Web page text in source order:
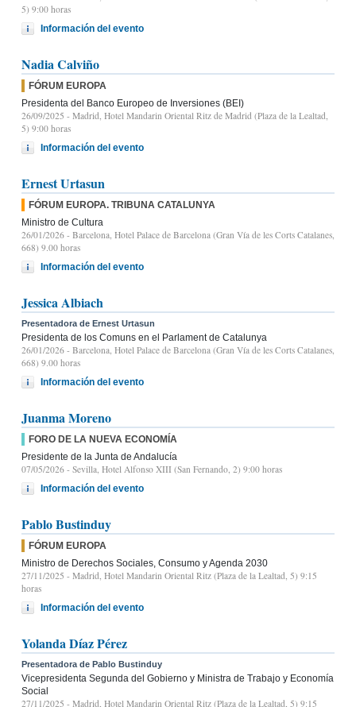
5) 9:00 horas
Información del evento
Nadia Calviño
FÓRUM EUROPA
Presidenta del Banco Europeo de Inversiones (BEI)
26/09/2025 - Madrid, Hotel Mandarin Oriental Ritz de Madrid (Plaza de la Lealtad,
5) 9:00 horas
Información del evento
Ernest Urtasun
FÓRUM EUROPA. TRIBUNA CATALUNYA
Ministro de Cultura
26/01/2026 - Barcelona, Hotel Palace de Barcelona (Gran Vía de les Corts Catalanes,
668) 9.00 horas
Información del evento
Jessica Albiach
Presentadora de Ernest Urtasun
Presidenta de los Comuns en el Parlament de Catalunya
26/01/2026 - Barcelona, Hotel Palace de Barcelona (Gran Vía de les Corts Catalanes,
668) 9.00 horas
Información del evento
Juanma Moreno
FORO DE LA NUEVA ECONOMÍA
Presidente de la Junta de Andalucía
07/05/2026 - Sevilla, Hotel Alfonso XIII (San Fernando, 2) 9:00 horas
Información del evento
Pablo Bustinduy
FÓRUM EUROPA
Ministro de Derechos Sociales, Consumo y Agenda 2030
27/11/2025 - Madrid, Hotel Mandarin Oriental Ritz (Plaza de la Lealtad, 5) 9:15
horas
Información del evento
Yolanda Díaz Pérez
Presentadora de Pablo Bustinduy
Vicepresidenta Segunda del Gobierno y Ministra de Trabajo y Economía
Social
27/11/2025 - Madrid, Hotel Mandarin Oriental Ritz (Plaza de la Lealtad, 5) 9:15